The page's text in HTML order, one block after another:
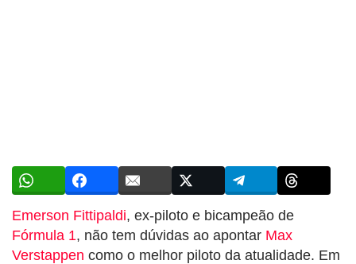
Emerson Fittipaldi, ex-piloto e bicampeão de
Fórmula 1, não tem dúvidas ao apontar Max
Verstappen como o melhor piloto da atualidade. Em